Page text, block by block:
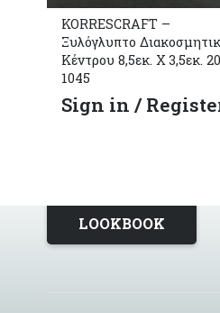
KORRESCRAFT –
Ξυλόγλυπτο
Κέντρου 8,5εκ. Χ 3,5εκ.
1045
Sign in /
LOOKBOOK